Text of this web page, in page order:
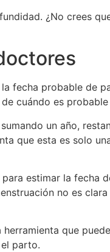
¿No crees
fecha probable de
cuándo es
un año,
que esta es solo
estimar la fecha
no es
herramienta que
parto.